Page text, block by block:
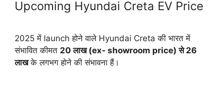
Upcoming Hyundai Creta EV Price
2025 में launch होने वाले Hyundai Creta की भारत में
संभावित कीमत 20 लाख (ex- showroom price) से 26
लाखके लगभग होने की संभावना हैं।